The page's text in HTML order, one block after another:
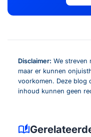
Disclaimer: We streven
maar er kunnen
voorkomen. Deze blog
inhoud kunnen geen
auto_stories